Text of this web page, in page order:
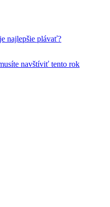
najlepšie plávať?
navštíviť tento rok